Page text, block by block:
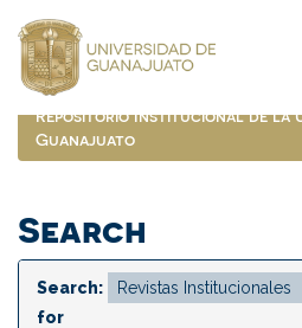
navigation
Repositorio Institucional de la
Guanajuato
Search
Search:
for